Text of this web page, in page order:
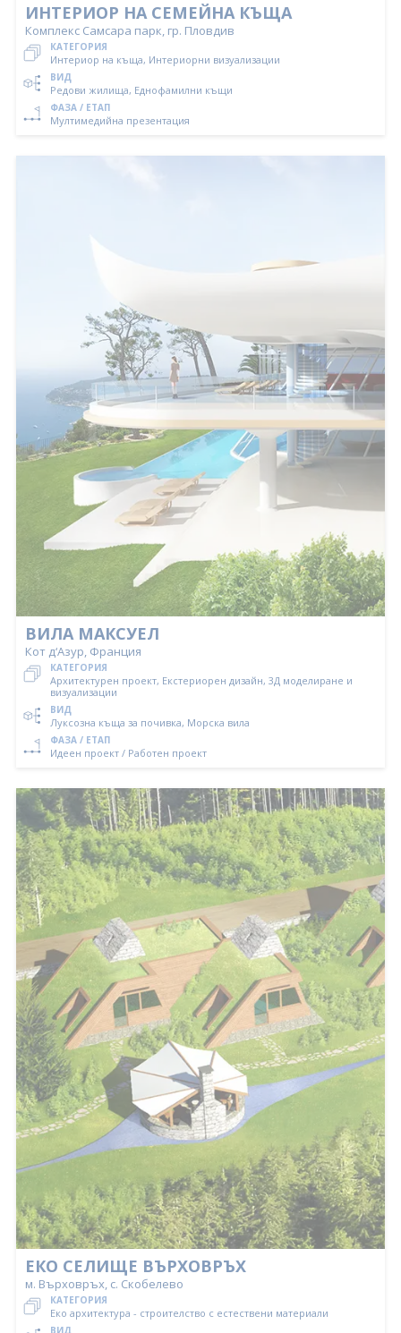
ИНТЕРИОР НА СЕМЕЙНА КЪЩА
Комплекс Самсара парк, гр. Пловдив
КАТЕГОРИЯ
Интериор на къща, Интериорни визуализации
ВИД
Редови жилища, Еднофамилни къщи
ФАЗА / ЕТАП
Мултимедийна презентация
ВИЛА МАКСУЕЛ
Кот д‘Азур, Франция
КАТЕГОРИЯ
Архитектурен проект, Екстериорен дизайн, 3Д моделиране и
визуализации
ВИД
Луксозна къща за почивка, Морска вила
ФАЗА / ЕТАП
Идеен проект / Работен проект
ЕКО СЕЛИЩЕ ВЪРХОВРЪХ
м. Върховръх, с. Скобелево
КАТЕГОРИЯ
Еко архитектура - строителство с естествени материали
ВИД